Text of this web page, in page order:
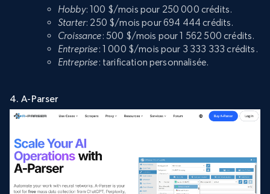
Hobby: 100 $/mois pour 250 000 crédits.
Starter: 250 $/mois pour 694 444 crédits.
Croissance: 500 $/mois pour 1 562 500 crédits.
Entreprise: 1 000 $/mois pour 3 333 333 crédits.
Entreprise: tarification personnalisée.
4. A-Parser